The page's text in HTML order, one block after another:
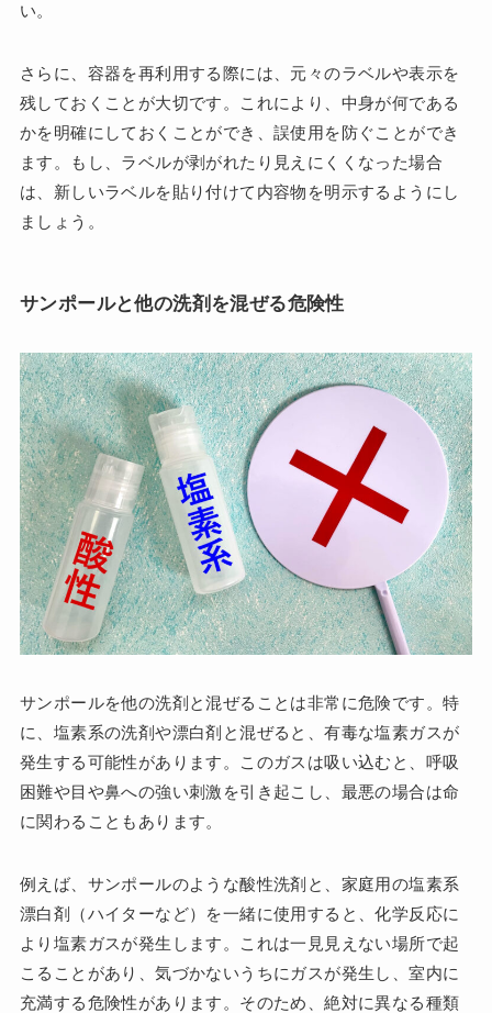
い。
さらに、容器を再利用する際には、元々のラベルや表示を
残しておくことが大切です。これにより、中身が何である
かを明確にしておくことができ、誤使用を防ぐことができ
ます。もし、ラベルが剥がれたり見えにくくなった場合
は、新しいラベルを貼り付けて内容物を明示するようにし
ましょう。
サンポールと他の洗剤を混ぜる危険性
サンポールを他の洗剤と混ぜることは非常に危険です。特
に、塩素系の洗剤や漂白剤と混ぜると、有毒な塩素ガスが
発生する可能性があります。このガスは吸い込むと、呼吸
困難や目や鼻への強い刺激を引き起こし、最悪の場合は命
に関わることもあります。
例えば、サンポールのような酸性洗剤と、家庭用の塩素系
漂白剤（ハイターなど）を一緒に使用すると、化学反応に
より塩素ガスが発生します。これは一見見えない場所で起
こることがあり、気づかないうちにガスが発生し、室内に
充満する危険性があります。そのため、絶対に異なる種類